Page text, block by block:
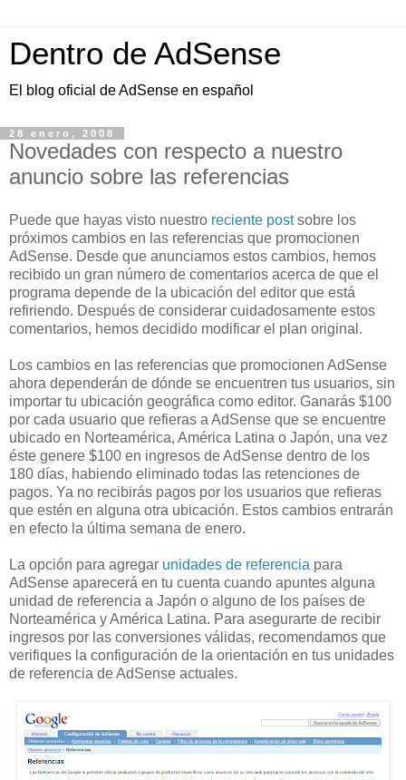
Dentro de AdSense
El blog oficial de AdSense en español
28 enero, 2008
Novedades con respecto a nuestro
anuncio sobre las referencias
Puede que hayas visto nuestro reciente postsobre los
próximos cambios en las referencias que promocionen
AdSense. Desde que anunciamos estos cambios, hemos
recibido un gran número de comentarios acerca de que el
programa depende de la ubicación del editor que está
refiriendo. Después de considerar cuidadosamente estos
comentarios, hemos decidido modificar el plan original.
Los cambios en las referencias que promocionen AdSense
ahora dependerán de dónde se encuentren tus usuarios, sin
importar tu ubicación geográfica como editor. Ganarás $100
por cada usuario que refieras a AdSense que se encuentre
ubicado en Norteamérica, América Latina o Japón, una vez
éste genere $100 en ingresos de AdSense dentro de los
180 días, habiendo eliminado todas las retenciones de
pagos. Ya no recibirás pagos por los usuarios que refieras
que estén en alguna otra ubicación. Estos cambios entrarán
en efecto la última semana de enero.
La opción para agregar unidades de referencia para
AdSense aparecerá en tu cuenta cuando apuntes alguna
unidad de referencia a Japón o alguno de los países de
Norteamérica y América Latina. Para asegurarte de recibir
ingresos por las conversiones válidas, recomendamos que
verifiques la configuración de la orientación en tus unidades
de referencia de AdSense actuales.